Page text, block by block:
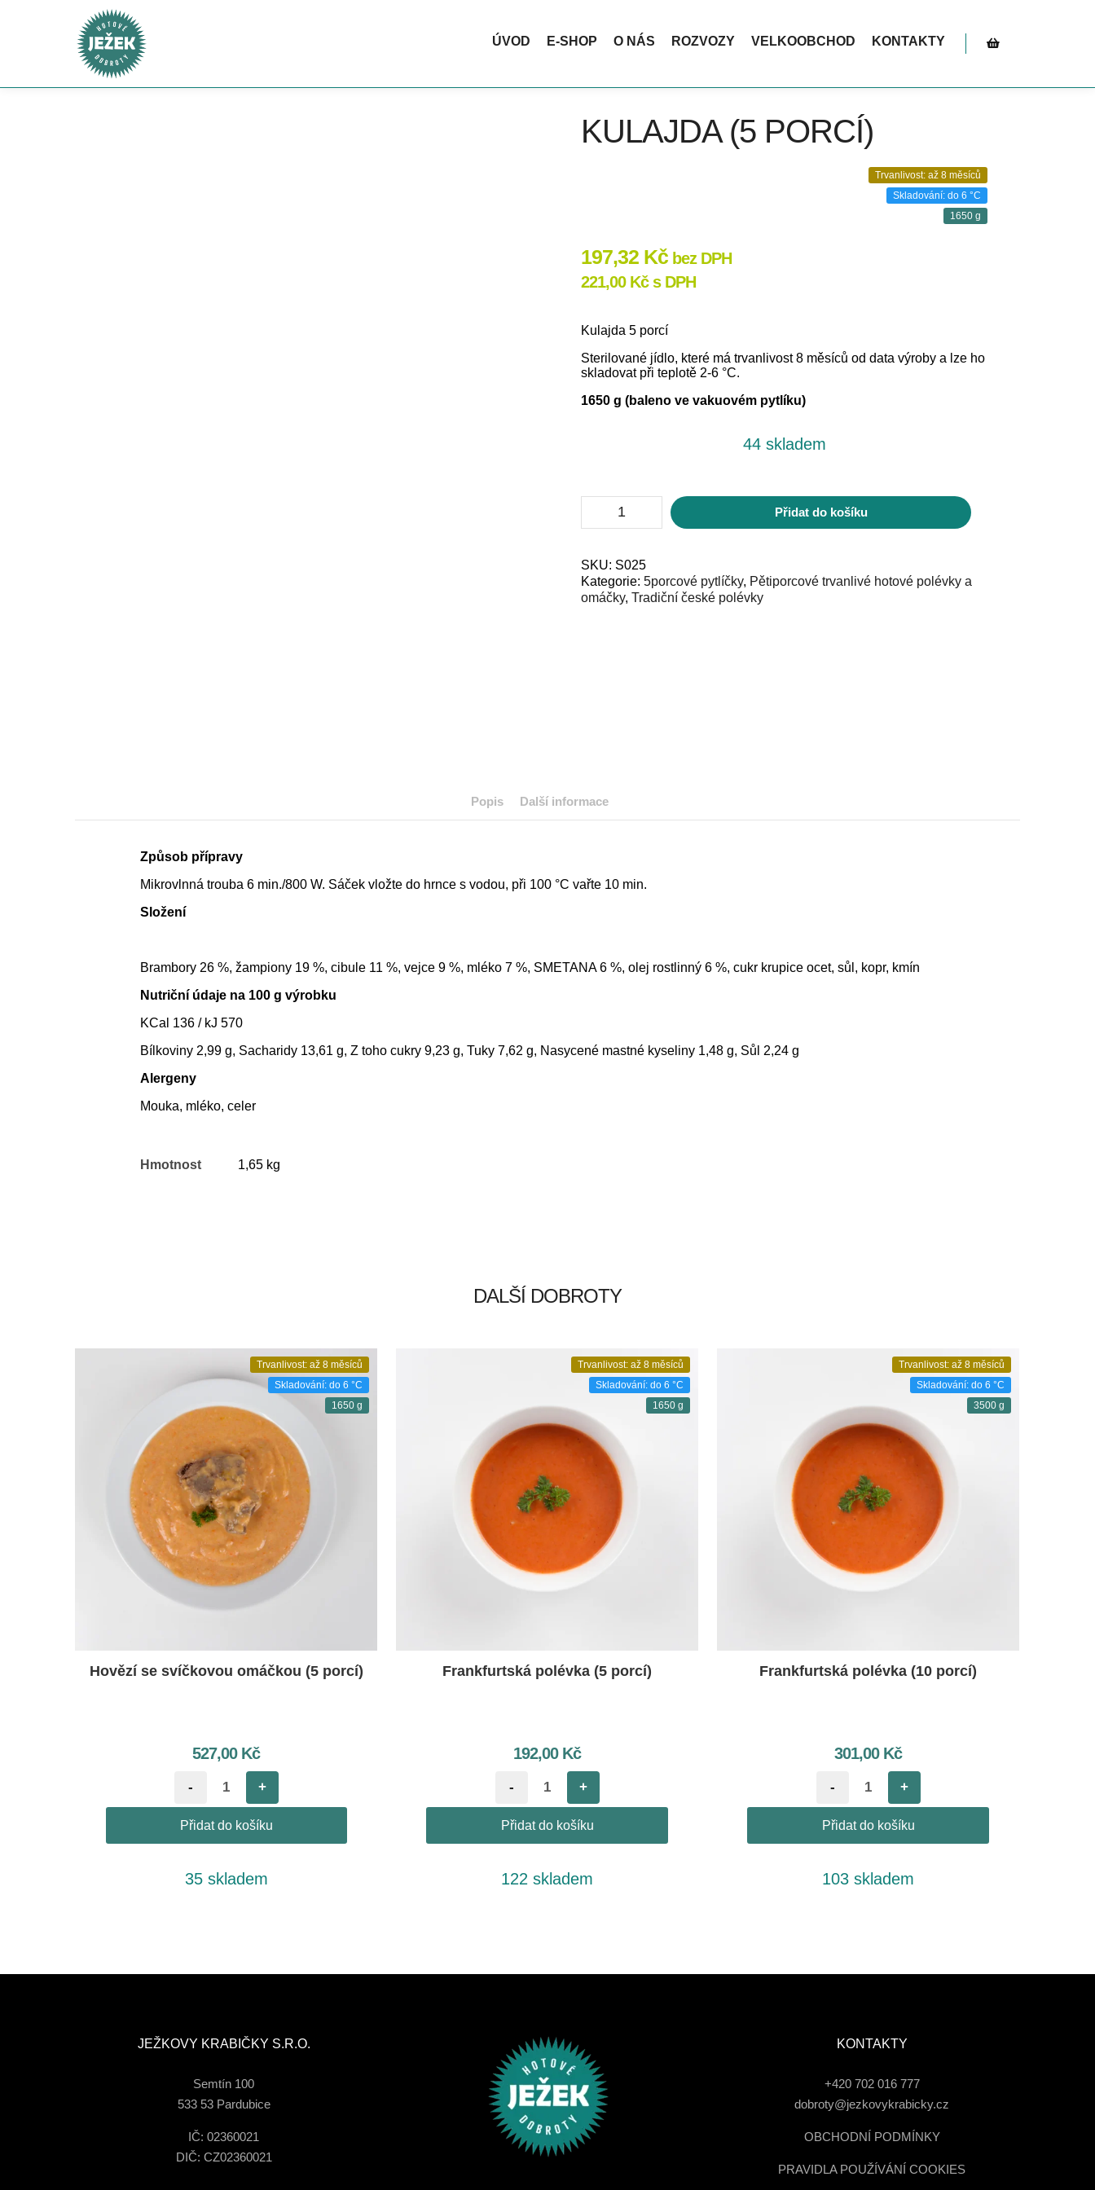
Ke každé objednávce nad 2 000 Kč nyní získáte praktickou termotašku ZDARMA. Ideální na nákupy, pikniky i cestování. Akce platí do vyčerpání zásob – tak neváhejte!
ÚVOD
E-SHOP O NÁS ROZVOZY VELKOOBCHOD KONTAKTY
KULAJDA (5 PORCÍ)
Trvanlivost: až 8 měsíců
Skladování: do 6 °C
1650 g
197,32 Kč bez DPH
221,00 Kčs DPH
Kulajda 5 porcí
Sterilované jídlo, které má trvanlivost 8 měsíců od data výroby a lze ho
skladovat při teplotě 2-6 °C.
1650 g (baleno ve vakuovém pytlíku)
44 skladem
porcí)
Přidat do košíku
SKU: S025
Kategorie:5porcové pytlíčky, Pětiporcové trvanlivé hotové polévky a
omáčky,Tradiční české polévky
Popis Další informace
Způsob přípravy
Mikrovlnná trouba 6 min./800 W. Sáček vložte do hrnce s vodou, při 100 °C vařte 10 min.
Složení
Brambory 26 %, žampiony 19 %, cibule 11 %, vejce 9 %, mléko 7 %, SMETANA 6 %, olej rostlinný 6 %, cukr krupice ocet, sůl, kopr, kmín
Nutriční údaje na 100 g výrobku
KCal 136 / kJ 570
Bílkoviny 2,99 g, Sacharidy 13,61 g, Z toho cukry 9,23 g, Tuky 7,62 g, Nasycené mastné kyseliny 1,48 g, Sůl 2,24 g
Alergeny
Mouka, mléko, celer
Hmotnost 1,65 kg
DALŠÍ DOBROTY
Trvanlivost: až 8 měsíců
Skladování: do 6 °C
1650 g
Hovězí se svíčkovou omáčkou (5 porcí)
527,00 Kč
- +
Přidat do košíku
35 skladem
Trvanlivost: až 8 měsíců
Skladování: do 6 °C
1650 g
Frankfurtská polévka (5 porcí)
192,00 Kč
- +
Přidat do košíku
122 skladem
Trvanlivost: až 8 měsíců
Skladování: do 6 °C
3500 g
Frankfurtská polévka (10 porcí)
301,00 Kč
- +
Přidat do košíku
103 skladem
JEŽKOVY KRABIČKY S.R.O.
Semtín 100
533 53 Pardubice
IČ: 02360021
DIČ: CZ02360021
KONTAKTY
+420 702 016 777
dobroty@jezkovykrabicky.cz
OBCHODNÍ PODMÍNKY
PRAVIDLA POUŽÍVÁNÍ COOKIES